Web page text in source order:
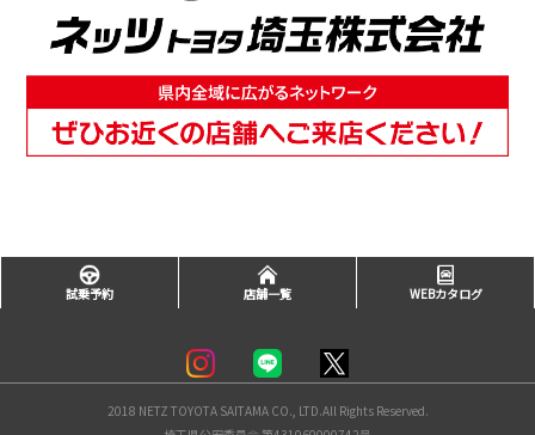
試乗予約 店舗一覧 WEBカタログ
2018 NETZ TOYOTA SAITAMA CO., LTD.All Rights Reserved.